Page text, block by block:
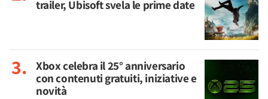
trailer, Ubisoft svela le prime date
Xbox celebra il 25° anniversario
con contenuti gratuiti, iniziative e
novità